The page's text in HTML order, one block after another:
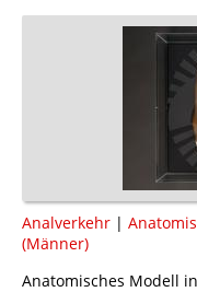
Analverkehr |
(Männer)
Anatomisches Modell